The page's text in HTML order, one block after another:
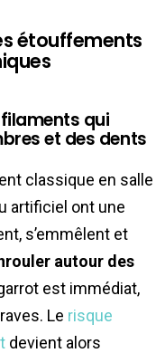
étouffements
qui
et des dents
classique en salle
artificiel ont une
s’emmêlent et
autour des
est immédiat,
Le risque
devient alors